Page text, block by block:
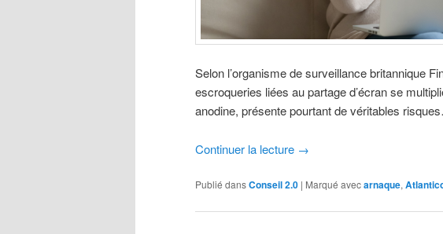
Selon l’organisme de surveillance britannique
escroqueries liées au partage d’écran se
anodine, présente pourtant de véritables
Continuer la lecture →
Publié dansConseil 2.0 | Marqué avecarnaque,